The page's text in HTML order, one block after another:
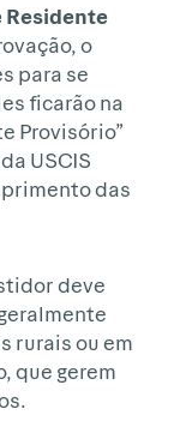
Residente
o
para se
ficarão na
Provisório”
USCIS
das
deve
rurais ou em
que gerem